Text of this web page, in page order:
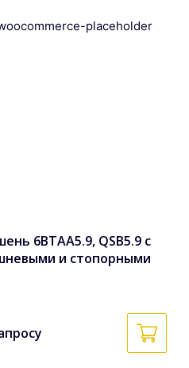
6BTAA5.9, QSB5.9 с
и стопорными